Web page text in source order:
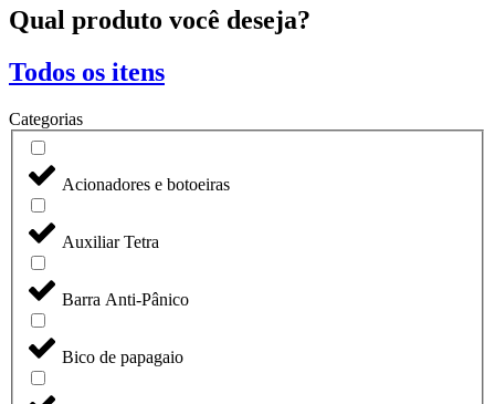
Qual produto você deseja?
Todos os itens
Categorias
Acionadores e botoeiras
Auxiliar Tetra
Barra Anti-Pânico
Bico de papagaio